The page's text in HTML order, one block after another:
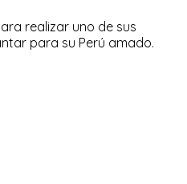
realizar uno de sus
para su Perú amado.